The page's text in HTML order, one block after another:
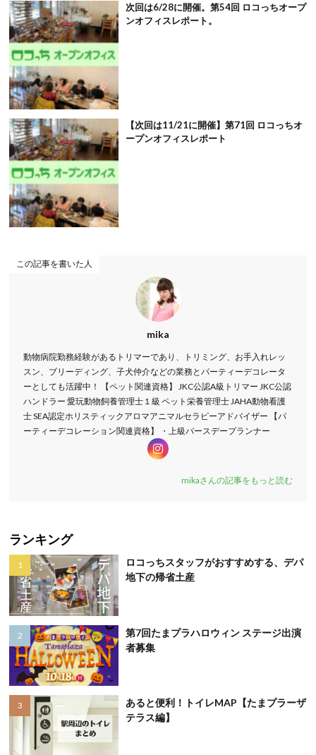
次回は6/28に開催。第54回 ロコっちオープ
ンオフィスレポート。
【次回は11/21に開催】第71回 ロコっちオ
ープンオフィスレポート
この記事を書いた人
mika
動物病院勤務経験があるトリマーであり、トリミング、お手入れレッ
スン、ブリーディング、子犬仲介などの業務とパーティーデコレータ
ーとしても活躍中！ 【ペット関連資格】 JKC公認A級トリマー JKC公認
ハンドラー 愛玩動物飼養管理士１級 ペット栄養管理士 JAHA動物看護
士 SEA認定ホリスティックアロマアニマルセラピーアドバイザー 【パ
ーティーデコレーション関連資格】 ・上級バースデープランナー
mikaさんの記事をもっと読む
ランキング
ロコっちスタッフがおすすめする、デパ
地下の帰省土産
第7回たまプラハロウィン ステージ出演
者募集
あると便利！トイレMAP【たまプラーザ
テラス編】